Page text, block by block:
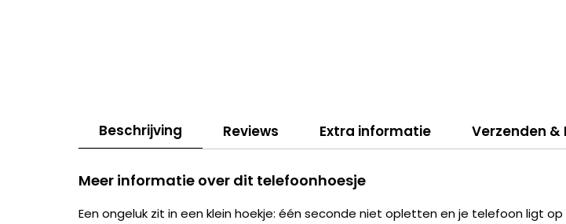
Beschrijving Reviews Extra informatie Verzenden &
Meer informatie over dit telefoonhoesje
Een ongeluk zit in een klein hoekje: één seconde niet opletten en je telefoon ligt op